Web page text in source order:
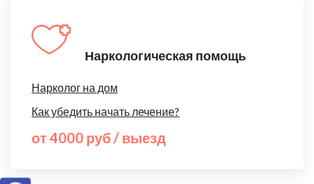
Наркологическая помощь
Нарколог на дом
Как убедить начать лечение?
от 4000 руб / выезд